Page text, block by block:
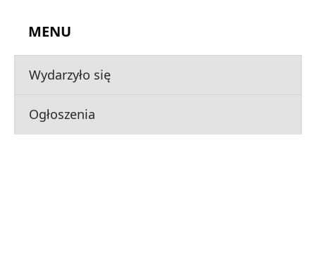
MENU
Wydarzyło się
Ogłoszenia